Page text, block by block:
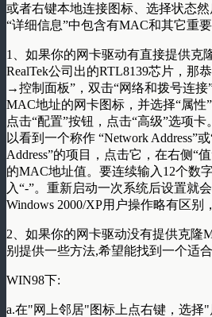
或者右键本地连接图标、选择状态
“详细信息”中包含有MAC和其它重要
1、如果你的网卡驱动有直接提供克
RealTek公司出的RTL8139芯片，那
→控制面板”，双击“网络和拨号连接
MAC地址的网卡图标，并选择“属性
点击“配置”按钮，点击“高级”选项
以看到一个称作 “Network Address”
Address”的项目，点击它，在右侧“
的MAC地址值。要连续输入12个数
入“-”。重新启动一次系统后设置就
Windows 2000/XP用户操作略有区别
2、如果你的网卡驱动没有提供克隆
别提供一些方法,希望能找到一个适
WIN98下:
a.在"网上邻居"图标上点右键，选择